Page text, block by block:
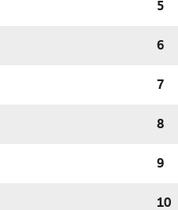
5
6
7
8
9
10